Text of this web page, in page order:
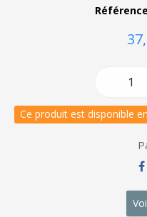
Référence
Ce produit est disponible